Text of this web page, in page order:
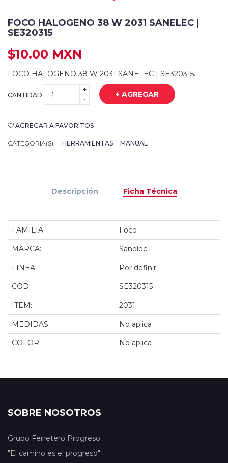
FOCO HALOGENO 38 W 2031 SANELEC |
SE320315
$10.00 MXN
FOCO HALOGENO 38 W 2031 SANELEC | SE320315.
CANTIDAD
+
-
+ AGREGAR
AGREGAR A FAVORITOS
CATEGORIA(S): HERRAMIENTAS MANUAL
Descripción Ficha Técnica
FAMILIA: Foco
MARCA: Sanelec
LINEA: Por definir
COD: SE320315
ITEM: 2031
MEDIDAS: No aplica
COLOR: No aplica
SOBRE NOSOTROS
Grupo Ferretero Progreso
"El camino es el progreso"